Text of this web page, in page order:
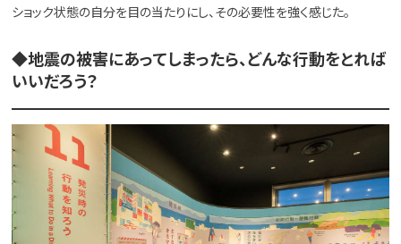
ショック状態の自分を目の当たりにし、その必要性を強く感じた。
◆地震の被害にあってしまったら、どんな行動をとれば
いいだろう？